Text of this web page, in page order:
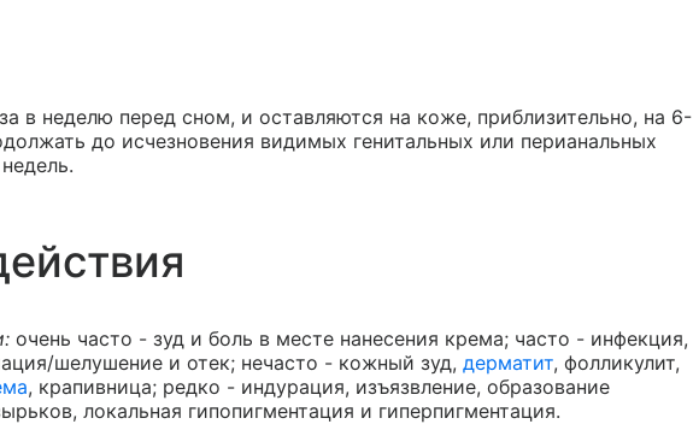
в неделю перед сном, и оставляются на коже, приблизительно, на 6-
до исчезновения видимых генитальных или перианальных
очень часто - зуд и боль в месте нанесения крема; часто - инфекция,
шелушение и отек; нечасто - кожный зуд, дерматит, фолликулит,
, крапивница; редко - индурация, изъязвление, образование
локальная гипопигментация и гиперпигментация.